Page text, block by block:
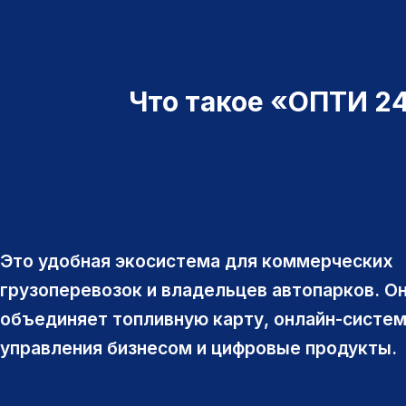
Что такое «ОПТИ
Это удобная экосистема для коммерческих
грузоперевозок и владельцев автопарков.
объединяет топливную карту, онлайн-
управления бизнесом и цифровые продукты.